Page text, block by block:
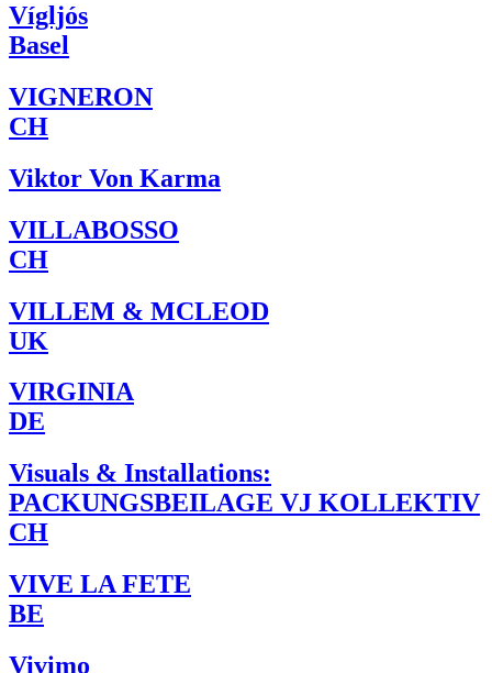
Vígljós
Basel
VIGNERON
CH
Viktor Von Karma
VILLABOSSO
CH
VILLEM & MCLEOD
UK
VIRGINIA
DE
Visuals & Installations:
PACKUNGSBEILAGE VJ KOLLEKTIV
CH
VIVE LA FETE
BE
Vivimo